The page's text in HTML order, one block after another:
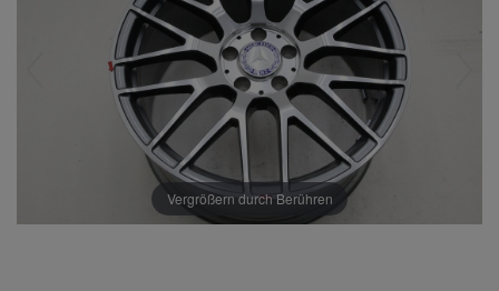
Vergrößern durch Berühren